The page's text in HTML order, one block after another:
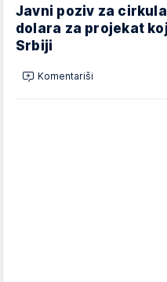
Javni poziv za
dolara za projekat
Srbiji
Komentariši